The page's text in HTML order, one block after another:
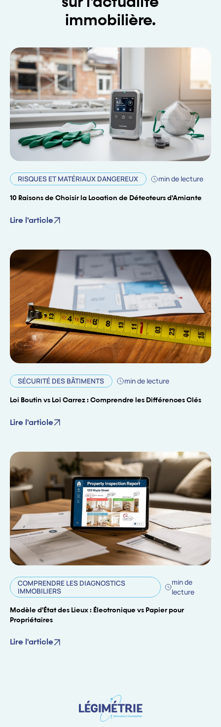
immobilière.
RISQUES ET MATÉRIAUX DANGEREUX min de lecture
10 Raisons de Choisir la Location de Détecteurs d'Amiante
Lire l'article
SÉCURITÉ DES BÂTIMENTS min de lecture
Loi Boutin vs Loi Carrez : Comprendre les Différences Clés
Lire l'article
COMPRENDRE LES DIAGNOSTICS
IMMOBILIERS
min de
lecture
Modèle d'État des Lieux : Électronique vs Papier pour
Propriétaires
Lire l'article